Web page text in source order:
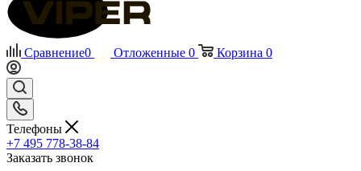
Сравнение0 Отложенные 0 Корзина 0
Телефоны
+7 495 778-38-84
Заказать звонок